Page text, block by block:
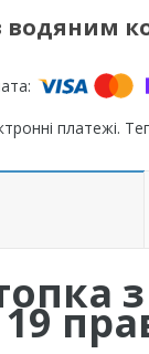
платежі.
19